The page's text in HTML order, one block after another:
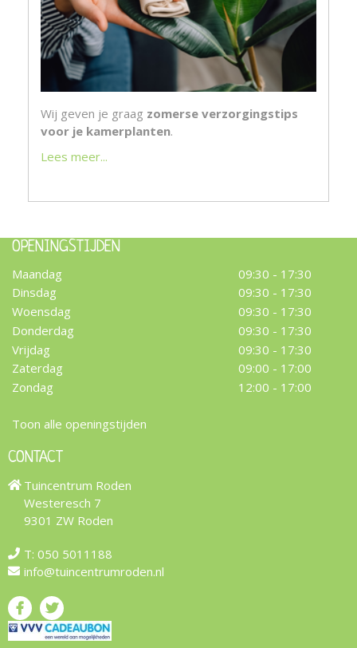
Wij geven je graag zomerse verzorgingstips
voor je kamerplanten.
Lees meer...
OPENINGSTIJDEN
Maandag
09:30 - 17:30
Dinsdag
09:30 - 17:30
Woensdag
09:30 - 17:30
Donderdag
09:30 - 17:30
Vrijdag
09:30 - 17:30
Zaterdag
09:00 - 17:00
Zondag
12:00 - 17:00
Toon alle openingstijden
CONTACT
Tuincentrum Roden
Westeresch 7
9301 ZW Roden
T: 050 5011188
info@tuincentrumroden.nl